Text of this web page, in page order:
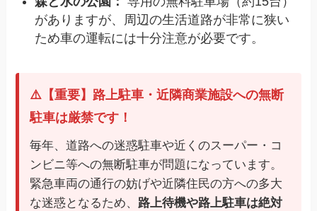
がありますが、周辺の生活道路が非常に狭い
ため車の運転には十分注意が必要です。
⚠️【重要】路上駐車・近隣商業施設への無断
駐車は厳禁です！
毎年、道路への迷惑駐車や近くのスーパー・コ
ンビニ等への無断駐車が問題になっています。
緊急車両の通行の妨げや近隣住民の方への多大
な迷惑となるため、 路上待機や路上駐車は絶対